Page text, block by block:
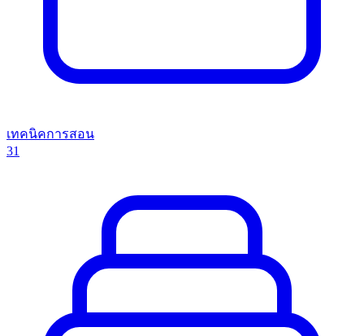
เทคนิคการสอน
31